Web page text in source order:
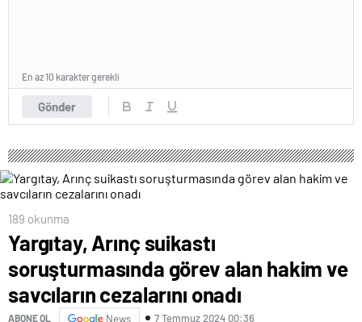
Gönder
En az 10 karakter gerekli
189 okunma
Yargıtay, Arınç suikastı
soruşturmasında görev alan hakim ve
savcıların cezalarını onadı
ABONE OL News 7 Temmuz 2024 00:36